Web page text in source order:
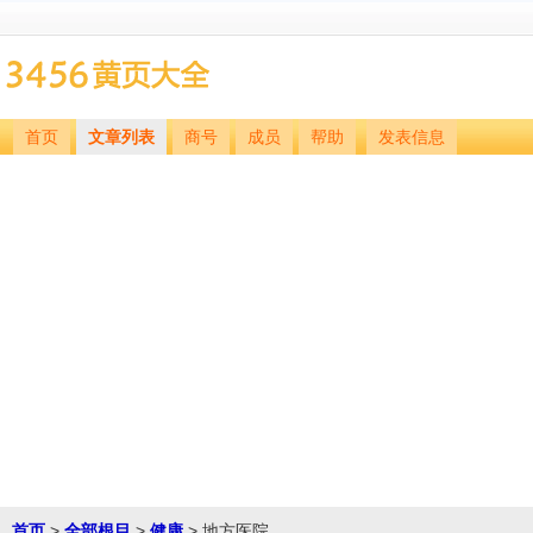
首页 文章列表 商号 成员 帮助 发表信息